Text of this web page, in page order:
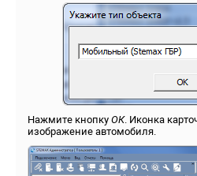
Нажмите кнопку ОК. Иконка
изображение автомобиля.